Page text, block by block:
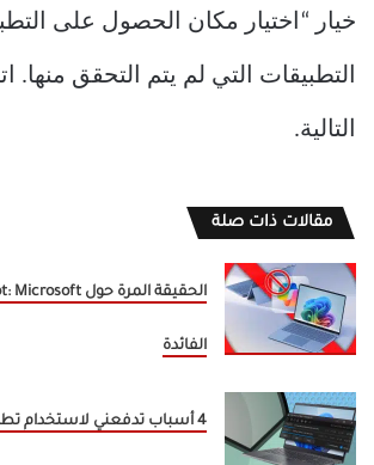
خيار “اختيار مكان الحصول على
التطبيقات التي لم يتم التحقق منها.
التالية.
مقالات ذات صلة
الفائدة